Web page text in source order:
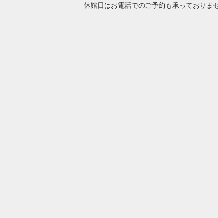
休館日はお電話でのご予約も承っておりま